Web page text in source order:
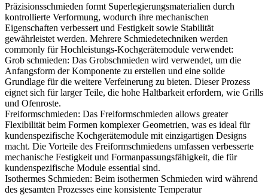
Präzisionsschmieden formt Superlegierungsmaterialien durch
kontrollierte Verformung, wodurch ihre mechanischen
Eigenschaften verbessert und Festigkeit sowie Stabilität
gewährleistet werden. Mehrere Schmiedetechniken werden
commonly für Hochleistungs-Kochgerätemodule verwendet:
Grob schmieden: Das Grobschmieden wird verwendet, um die
Anfangsform der Komponente zu erstellen und eine solide
Grundlage für die weitere Verfeinerung zu bieten. Dieser Prozess
eignet sich für larger Teile, die hohe Haltbarkeit erfordern, wie Grills
und Ofenroste.
Freiformschmieden: Das Freiformschmieden allows greater
Flexibilität beim Formen komplexer Geometrien, was es ideal für
kundenspezifische Kochgerätemodule mit einzigartigen Designs
macht. Die Vorteile des Freiformschmiedens umfassen verbesserte
mechanische Festigkeit und Formanpassungsfähigkeit, die für
kundenspezifische Module essential sind.
Isothermes Schmieden: Beim isothermen Schmieden wird während
des gesamten Prozesses eine konsistente Temperatur